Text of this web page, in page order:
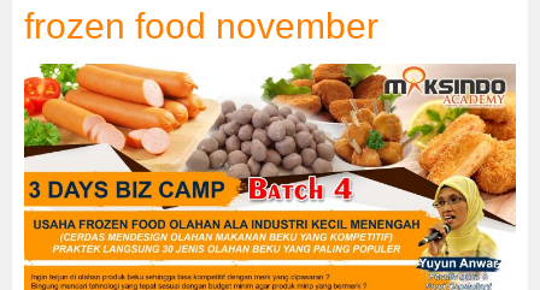
frozen food november